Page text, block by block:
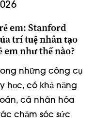
em: Stanford
trí tuệ nhân tạo
như thế nào?
những công cụ
học, có khả năng
cá nhân hóa
chăm sóc sức